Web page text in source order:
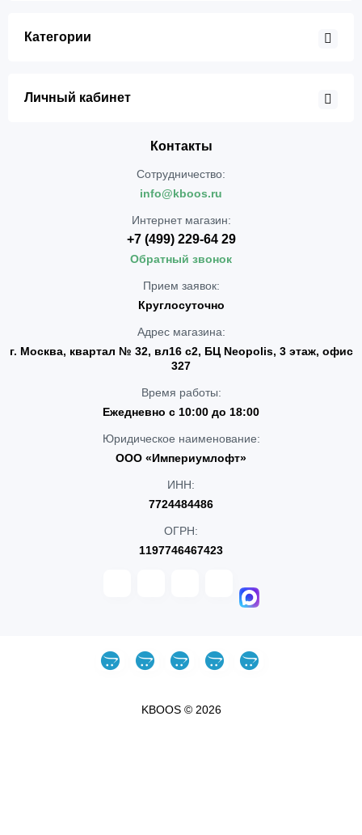
Категории
Личный кабинет
Контакты
Сотрудничество:
info@kboos.ru
Интернет магазин:
+7 (499) 229-64 29
Обратный звонок
Прием заявок:
Круглосуточно
Адрес магазина:
г. Москва, квартал № 32, вл16 с2, БЦ Neopolis, 3 этаж, офис
327
Время работы:
Ежедневно с 10:00 до 18:00
Юридическое наименование:
ООО «Империумлофт»
ИНН:
7724484486
ОГРН:
1197746467423
KBOOS © 2026